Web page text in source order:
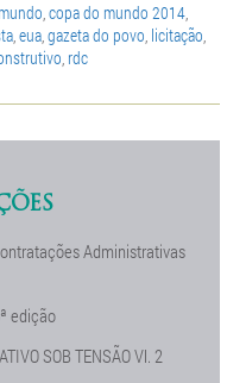
,copa do mundo 2014,
,eua,gazeta do povo, licitação,
, rdc
Administrativas
edição
SOB TENSÃO Vl. 2